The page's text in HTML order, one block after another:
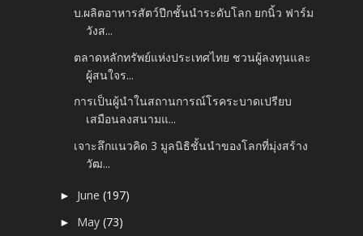
บ.ผลิตอาหารสัตว์ปีกชั้นนำระดับโลก ยกนิ้ว ฟาร์ม
วังส...
ตลาดหลักทรัพย์แห่งประเทศไทย ชวนผู้ลงทุนและ
ผู้สนใจร...
การเป็นผู้นำในสถานการณ์โรคระบาดเปรียบ
เสมือนลงสนามแ...
เจาะลึกแนวคิด 3 มูลนิธิชั้นนำของโลกที่มุ่งสร้าง
วัฒ...
► June(197)
► May(73)